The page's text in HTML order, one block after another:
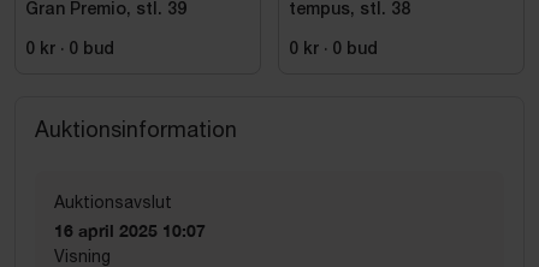
Gran Premio, stl. 39
0 kr · 0 bud
tempus, stl. 38
0 kr · 0 bud
Auktionsinformation
Auktionsavslut
16 april 2025 10:07
Visning